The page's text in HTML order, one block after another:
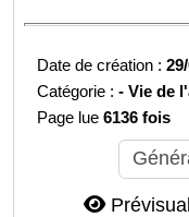
Date de création :
Catégorie :-Vie de
Page lue6136 fois